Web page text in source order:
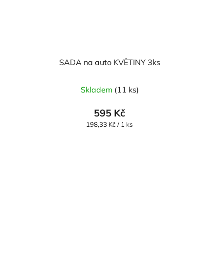
SADA na auto KVĚTINY 3ks
hodnocení
produktu
je
Skladem (11 ks)
595 Kč
Měrná
198,33 Kč / 1 ks